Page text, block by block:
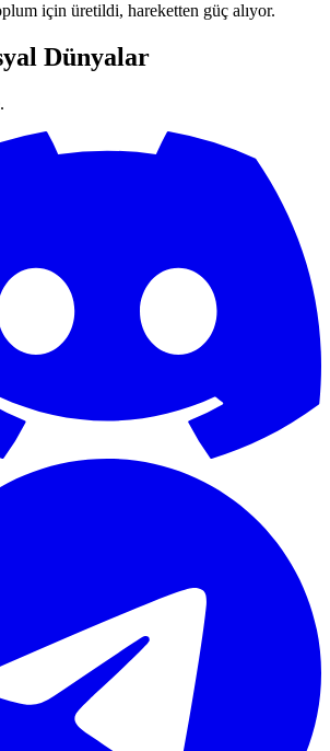
için üretildi, hareketten güç alıyor.
Dünyalar